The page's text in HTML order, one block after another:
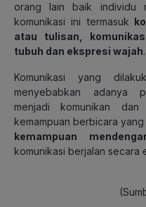
orang lain baik individu
komunikasi ini termasuk
atau tulisan,
tubuh dan ekspresi wajah.
Komunikasi yang
menyebabkan adanya
menjadi komunikan
kemampuan berbicara yang
kemampuan
komunikasi berjalan secara